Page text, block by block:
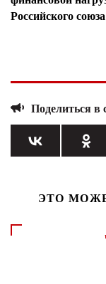
Российского
Поделиться в
ЭТО